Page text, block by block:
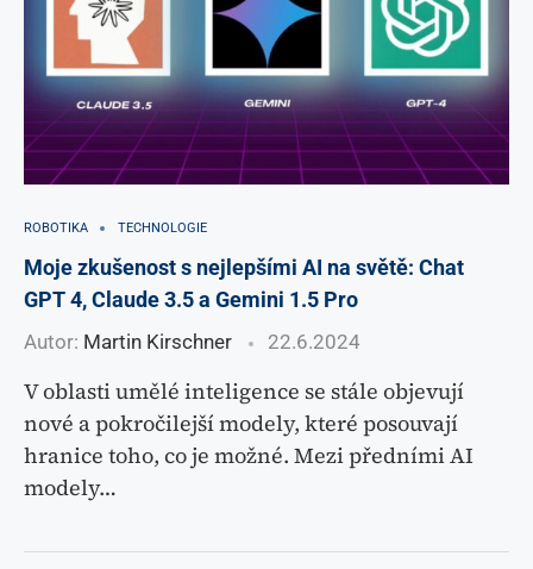
ROBOTIKA TECHNOLOGIE
Moje zkušenost s nejlepšími AI na světě: Chat
GPT 4, Claude 3.5 a Gemini 1.5 Pro
Autor: Martin Kirschner 22.6.2024
V oblasti umělé inteligence se stále objevují
nové a pokročilejší modely, které posouvají
hranice toho, co je možné. Mezi předními AI
modely…